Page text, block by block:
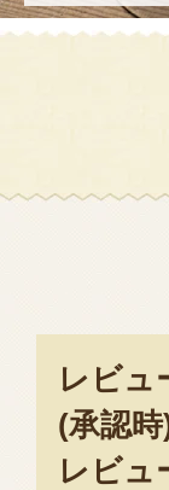
レビュ
(承認時
レビュ